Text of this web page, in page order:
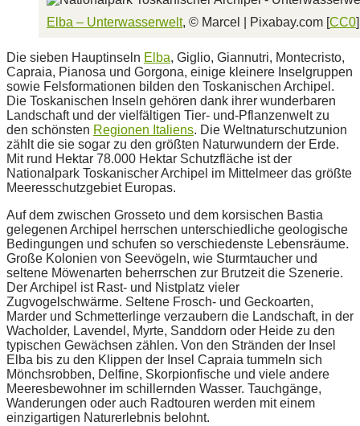
Elba – Unterwasserwelt, © Marcel | Pixabay.com [CC0]
Die sieben Hauptinseln Elba, Giglio, Giannutri, Montecristo,
Capraia, Pianosa und Gorgona, einige kleinere Inselgruppen
sowie Felsformationen bilden den Toskanischen Archipel.
Die Toskanischen Inseln gehören dank ihrer wunderbaren
Landschaft und der vielfältigen Tier- und-Pflanzenwelt zu
den schönsten Regionen Italiens. Die Weltnaturschutzunion
zählt die sie sogar zu den größten Naturwundern der Erde.
Mit rund Hektar 78.000 Hektar Schutzfläche ist der
Nationalpark Toskanischer Archipel im Mittelmeer das größte
Meeresschutzgebiet Europas.
Auf dem zwischen Grosseto und dem korsischen Bastia
gelegenen Archipel herrschen unterschiedliche geologische
Bedingungen und schufen so verschiedenste Lebensräume.
Große Kolonien von Seevögeln, wie Sturmtaucher und
seltene Möwenarten beherrschen zur Brutzeit die Szenerie.
Der Archipel ist Rast- und Nistplatz vieler
Zugvogelschwärme. Seltene Frosch- und Geckoarten,
Marder und Schmetterlinge verzaubern die Landschaft, in der
Wacholder, Lavendel, Myrte, Sanddorn oder Heide zu den
typischen Gewächsen zählen. Von den Stränden der Insel
Elba bis zu den Klippen der Insel Capraia tummeln sich
Mönchsrobben, Delfine, Skorpionfische und viele andere
Meeresbewohner im schillernden Wasser. Tauchgänge,
Wanderungen oder auch Radtouren werden mit einem
einzigartigen Naturerlebnis belohnt.